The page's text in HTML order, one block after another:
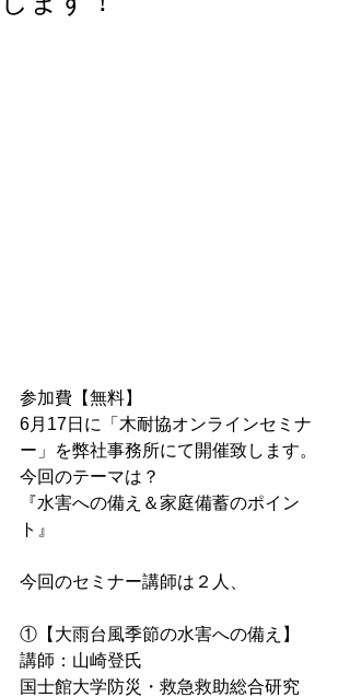
参加費【無料】
6月17日に「木耐協オンラインセミナ
ー」を弊社事務所にて開催致します。
今回のテーマは？
『水害への備え＆家庭備蓄のポイン
ト』
今回のセミナー講師は２人、
①【大雨台風季節の水害への備え】
講師：山崎登氏
国士館大学防災・救急救助総合研究